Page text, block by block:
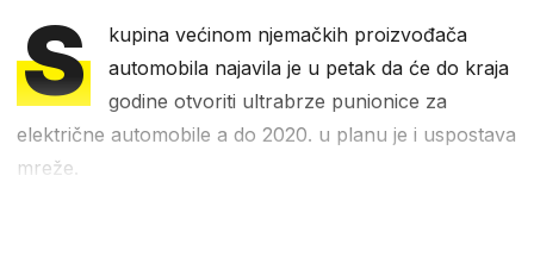
S
kupina većinom njemačkih proizvođača
automobila najavila je u petak da će do kraja
godine otvoriti ultrabrze punionice za
električne automobile a do 2020. u planu je i uspostava
mreže.